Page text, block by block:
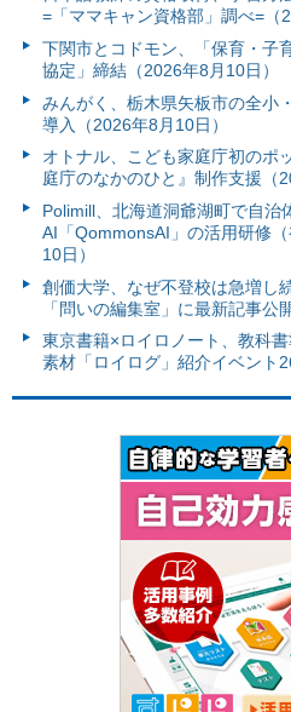
=「ママキャン資格部」調べ=（
下関市とコドモン、「保育・子
協定」締結（2026年8月10日）
みんがく、栃木県矢板市の全小
導入（2026年8月10日）
オトナル、こども家庭庁初のポ
庭庁のなかのひと』制作支援（
Polimill、北海道洞爺湖町で自治
AI「QommonsAI」の活用研修
10日）
創価大学、なぜ不登校は急増し
「問いの編集室」に最新記事公
東京書籍×ロイロノート、教科
素材「ロイログ」紹介イベント